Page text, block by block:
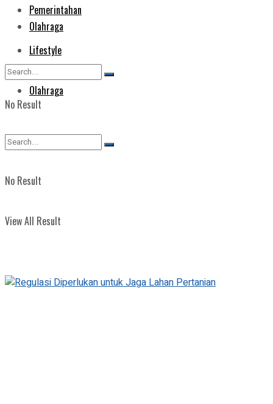
Olahraga
No Result
View All Result
Pemerintahan
Lifestyle
Olahraga
No Result
View All Result